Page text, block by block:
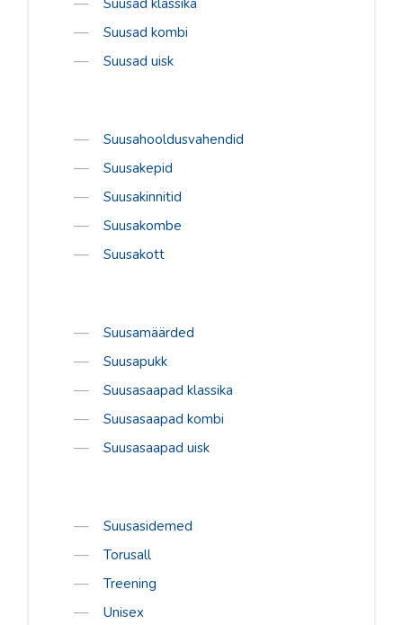
Suusad klassika
Suusad kombi
Suusad uisk
Suusahooldusvahendid
Suusakepid
Suusakinnitid
Suusakombe
Suusakott
Suusamäärded
Suusapukk
Suusasaapad klassika
Suusasaapad kombi
Suusasaapad uisk
Suusasidemed
Torusall
Treening
Unisex